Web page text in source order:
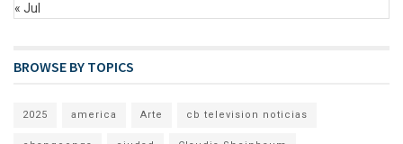
« Jul
BROWSE BY TOPICS
2025 america Arte cb television noticias